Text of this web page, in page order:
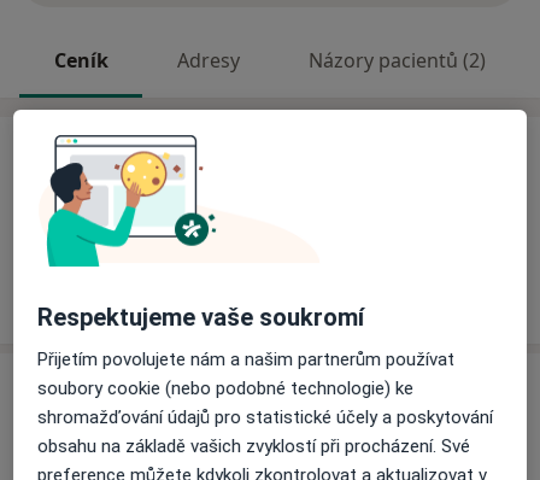
Ceník Adresy Názory pacientů (2)
Ceník
Informace o službách a cenách nejsou k dispozici
Tento specialista ještě nepřidával žádné informace o
Adresa
Hella Medical, s.r.o.
tř. Václava Klementa 869, Mladá Boleslav29301
Respektujeme vaše soukromí
Přijetím povolujete nám a našim partnerům používat
soubory cookie (nebo podobné technologie) ke
shromažďování údajů pro statistické účely a poskytování
obsahu na základě vašich zvyklostí při procházení. Své
preference můžete kdykoli zkontrolovat a aktualizovat v